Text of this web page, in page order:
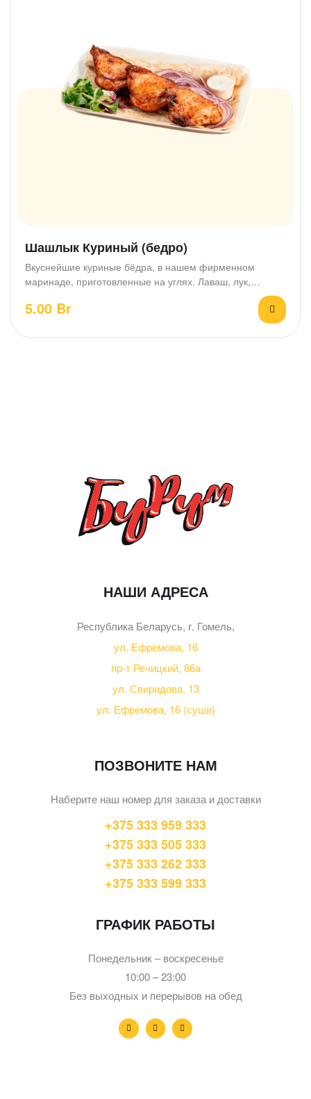
Шашлык Куриный (бедро)
Вкуснейшие куриные бёдра, в нашем фирменном
маринаде, приготовленные на углях. Лаваш, лук,
5.00 Br
НАШИ АДРЕСА
Республика Беларусь, г. Гомель,
ул. Ефремова, 16
пр-т Речицкий, 86а
ул. Свиридова, 13
ул. Ефремова, 16 (суши)
ПОЗВОНИТЕ НАМ
Наберите наш номер для заказа и доставки
+375 333 959 333
+375 333 505 333
+375 333 262 333
+375 333 599 333
ГРАФИК РАБОТЫ
Понедельник – воскресенье
10:00 – 23:00
Без выходных и перерывов на обед